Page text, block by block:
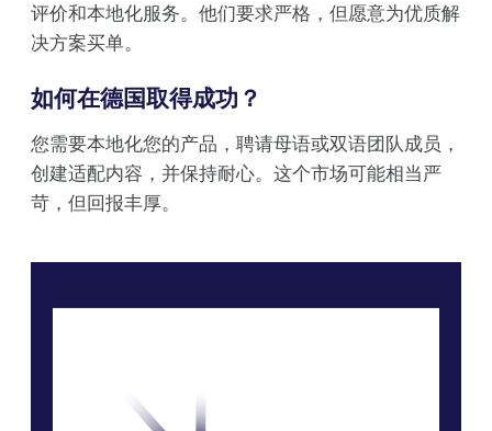
评价和本地化服务。他们要求严格，但愿意为优质解
决方案买单。
如何在德国取得成功？
您需要本地化您的产品，聘请母语或双语团队成员，
创建适配内容，并保持耐心。这个市场可能相当严
苛，但回报丰厚。